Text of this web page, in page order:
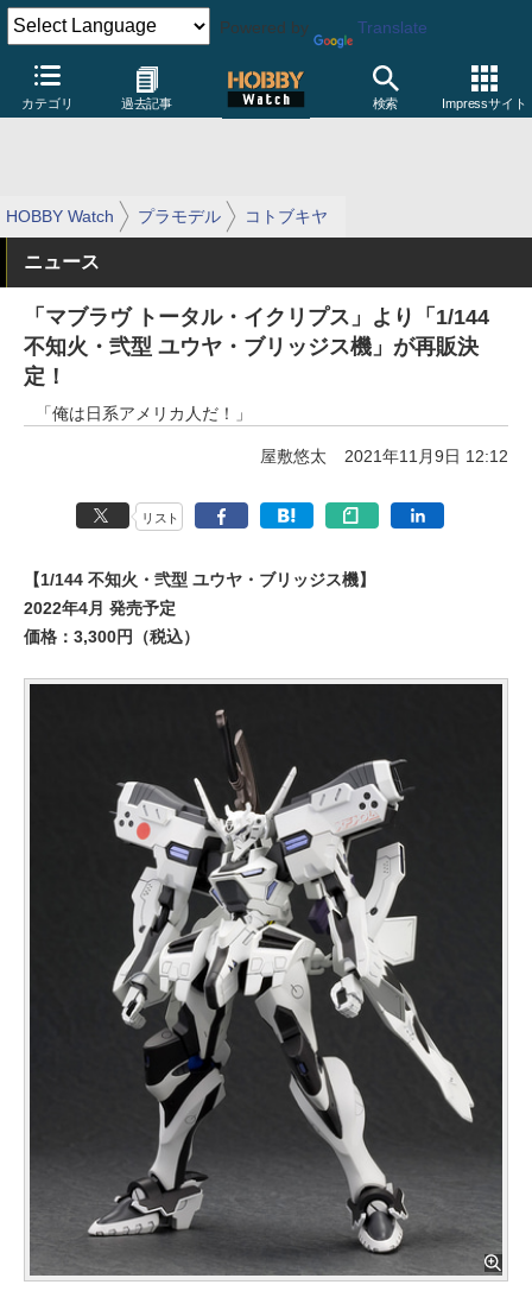
Powered by Translate
カテゴリ 過去記事 検索 Impressサイト
HOBBY Watch プラモデル コトブキヤ
ニュース
「マブラヴ トータル・イクリプス」より「1/144
不知火・弐型 ユウヤ・ブリッジス機」が再販決
定！
「俺は日系アメリカ人だ！」
屋敷悠太 2021年11月9日 12:12
リスト
【1/144 不知火・弐型 ユウヤ・ブリッジス機】
2022年4月 発売予定
価格：3,300円（税込）